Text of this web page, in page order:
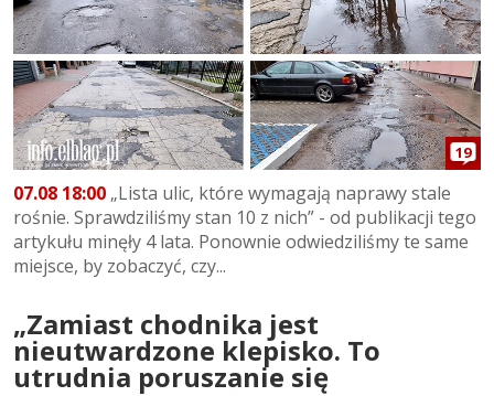
19
07.08 18:00 „Lista ulic, które wymagają naprawy stale
rośnie. Sprawdziliśmy stan 10 z nich” - od publikacji tego
artykułu minęły 4 lata. Ponownie odwiedziliśmy te same
miejsce, by zobaczyć, czy...
„Zamiast chodnika jest
nieutwardzone klepisko. To
utrudnia poruszanie się